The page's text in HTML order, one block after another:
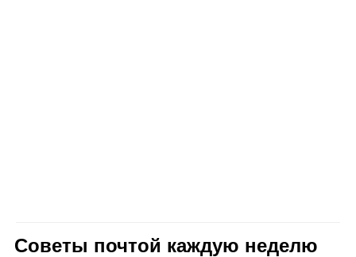
Советы почтой каждую неделю